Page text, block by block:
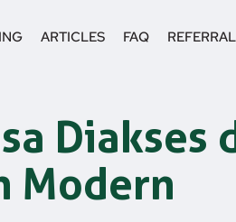
ARTICLES FAQ REFERRAL
Diakses
Modern